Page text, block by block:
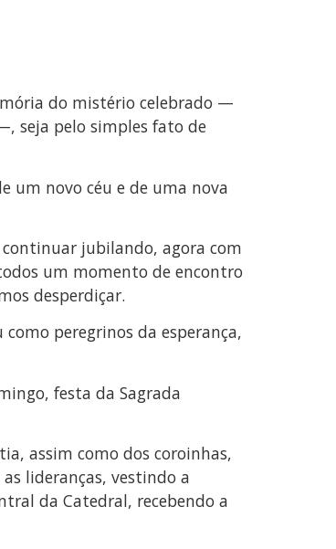
do mistério celebrado —
seja pelo simples fato de
um novo céu e de uma nova
continuar jubilando, agora com
um momento de encontro
desperdiçar.
peregrinos da esperança,
festa da Sagrada
assim como dos coroinhas,
lideranças, vestindo a
da Catedral, recebendo a